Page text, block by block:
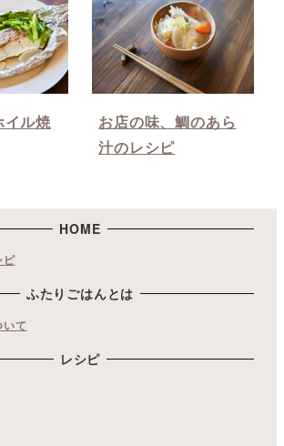
イル焼
お店の味、鯛のあら
汁のレシピ
HOME
ピ
ふたりごはんとは
て
レシピ